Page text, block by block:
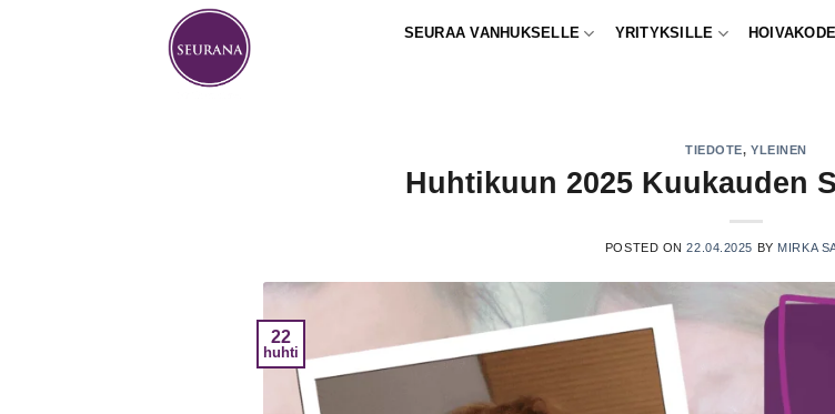
SEURAA VANHUKSELLE YRITYKSILLE
TIEDOTE,YLEINEN
Huhtikuun 2025 Kuukauden
POSTED ON22.04.2025 BY MIRKA
22
huhti